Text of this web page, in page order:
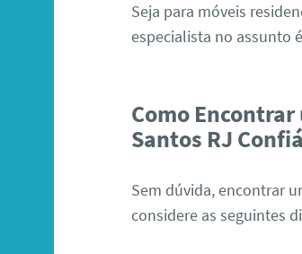
Seja para móveis
especialista no assunto
Como
Santos RJ
Sem dúvida, encontrar
considere as seguintes